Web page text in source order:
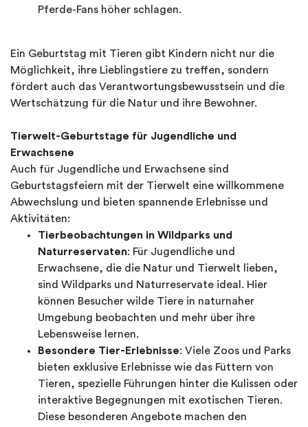
Pferde-Fans höher schlagen.
Ein Geburtstag mit Tieren gibt Kindern nicht nur die
Möglichkeit, ihre Lieblingstiere zu treffen, sondern
fördert auch das Verantwortungsbewusstsein und die
Wertschätzung für die Natur und ihre Bewohner.
Tierwelt-Geburtstage für Jugendliche und
Erwachsene
Auch für Jugendliche und Erwachsene sind
Geburtstagsfeiern mit der Tierwelt eine willkommene
Abwechslung und bieten spannende Erlebnisse und
Aktivitäten:
Tierbeobachtungen in Wildparks und
Naturreservaten: Für Jugendliche und
Erwachsene, die die Natur und Tierwelt lieben,
sind Wildparks und Naturreservate ideal. Hier
können Besucher wilde Tiere in naturnaher
Umgebung beobachten und mehr über ihre
Lebensweise lernen.
Besondere Tier-Erlebnisse: Viele Zoos und Parks
bieten exklusive Erlebnisse wie das Füttern von
Tieren, spezielle Führungen hinter die Kulissen oder
interaktive Begegnungen mit exotischen Tieren.
Diese besonderen Angebote machen den